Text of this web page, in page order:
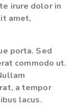
irure dolor in
amet,
porta. Sed
commodo ut.
a tempor
lacus.